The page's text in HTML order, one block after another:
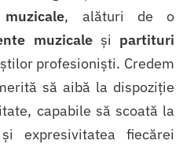
, alături de o
muzicaleși partituri
profesioniști. Credem
să aibă la dispoziție
capabile să scoată la
expresivitatea fiecărei